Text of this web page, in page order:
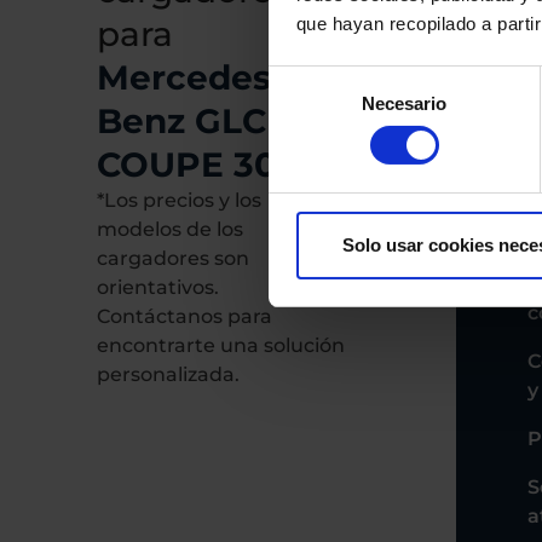
que hayan recopilado a
Selección
consentimiento
Necesario
Solo usar cookies
para
Mercedes
Benz GLC
COUPE 300 E
*Los precios y los
modelos de los
cargadores son
orientativos.
Contáctanos para
encontrarte una solución
personalizada.